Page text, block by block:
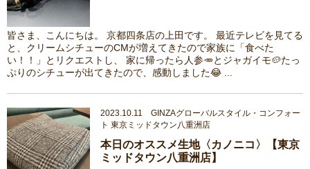
皆さま、こんにちは。 京都四条店の上田です。 最近テレビを見てる
と、クリームシチューのCMが増えてきたので家族に「食べた
い！！」とリクエストし、 家に帰ったら人参🥕とジャガイモ🥔たっ
ぷりのシチューが出てきたので、感動しました😂 ...
2023.10.11 GINZAグローバルスタイル・コンフォー
ト 東京ミッドタウン八重洲店
本日のオススメ生地〈カノニコ〉【東京
ミッドタウン八重洲店】